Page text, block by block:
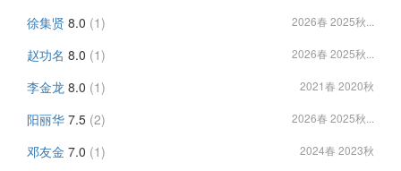
徐集贤 8.0 (1) 2026春 2025秋...
赵功名 8.0 (1) 2026春 2025秋...
李金龙 8.0 (1) 2021春 2020秋
阳丽华 7.5 (2) 2026春 2025秋...
邓友金 7.0 (1) 2024春 2023秋